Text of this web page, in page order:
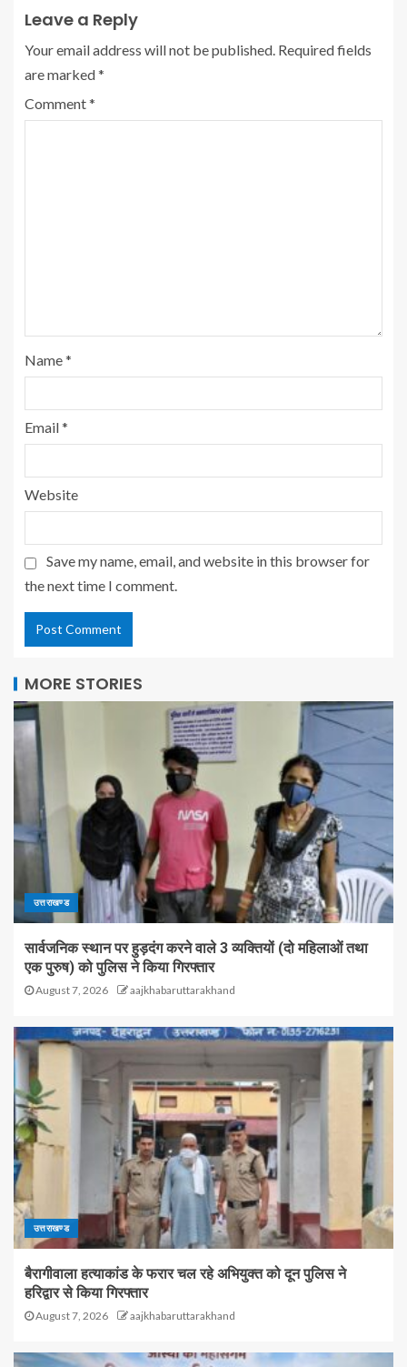
Leave a Reply
Your email address will not be published. Required fields
are marked*
Comment*
Name*
Email*
Website
Save my name, email, and website in this browser for
the next time I comment.
MORE STORIES
उत्तराखण्ड
सार्वजनिक स्थान पर हुड़दंग करने वाले 3 व्यक्तियों (दो महिलाओं तथा
एक पुरुष) को पुलिस ने किया गिरफ्तार
August 7, 2026 aajkhabaruttarakhand
उत्तराखण्ड
बैरागीवाला हत्याकांड के फरार चल रहे अभियुक्त को दून पुलिस ने
हरिद्वार से किया गिरफ्तार
August 7, 2026 aajkhabaruttarakhand